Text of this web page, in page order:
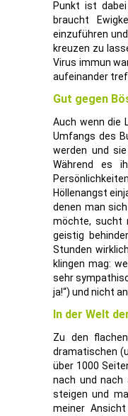
Punkt ist
braucht
einzuführen
kreuzen zu
Virus immun
aufeinander
Gut gegen
Auch wenn die
Umfangs des
werden und
Während es
Höllenangst
denen man
möchte, sucht
geistig
Stunden
klingen mag:
sehr
ja!“) und nicht
In der Welt
Zu den
dramatischen
über 1000
nach und nach
steigen und
meiner